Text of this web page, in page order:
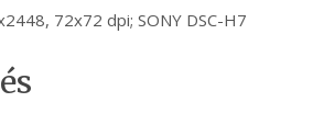
72x72 dpi; SONY DSC-H7